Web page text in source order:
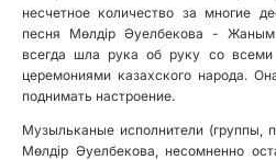
несчетное количество за многие
песня Мөлдір Әуелбекова -
всегда шла рука об руку со всеми
церемониями казахского народа.
поднимать настроение.
Музыльканые исполнители (группы,
Мөлдір Әуелбекова, несомненно